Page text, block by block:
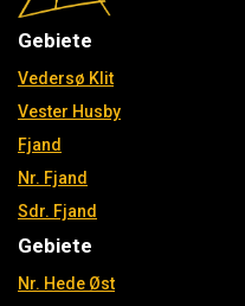
Gebiete
Vedersø Klit
Vester Husby
Fjand
Nr. Fjand
Sdr. Fjand
Gebiete
Nr. Hede Øst